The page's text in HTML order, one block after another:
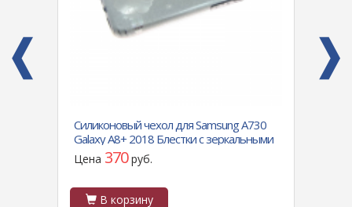
Силиконовый чехол для Samsung A730
Galaxy A8+ 2018 Блестки с зеркальными
звездами, серый
Цена 370руб.
В корзину